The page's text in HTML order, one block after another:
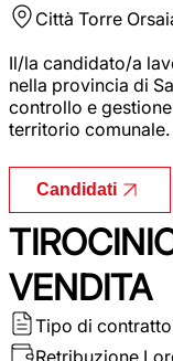
Città Torre
Il/la candidato/a
nella provincia di
controllo e
territorio comunale.
Candidati
VENDITA
Tipo di contratto
Retribuzione